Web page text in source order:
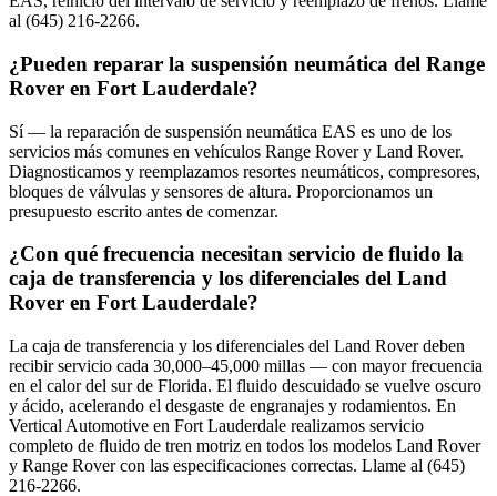
al (645) 216-2266.
¿Pueden reparar la suspensión neumática del Range
Rover en Fort Lauderdale?
Sí — la reparación de suspensión neumática EAS es uno de los
servicios más comunes en vehículos Range Rover y Land Rover.
Diagnosticamos y reemplazamos resortes neumáticos, compresores,
bloques de válvulas y sensores de altura. Proporcionamos un
presupuesto escrito antes de comenzar.
¿Con qué frecuencia necesitan servicio de fluido la
caja de transferencia y los diferenciales del Land
Rover en Fort Lauderdale?
La caja de transferencia y los diferenciales del Land Rover deben
recibir servicio cada 30,000–45,000 millas — con mayor frecuencia
en el calor del sur de Florida. El fluido descuidado se vuelve oscuro
y ácido, acelerando el desgaste de engranajes y rodamientos. En
Vertical Automotive en Fort Lauderdale realizamos servicio
completo de fluido de tren motriz en todos los modelos Land Rover
y Range Rover con las especificaciones correctas. Llame al (645)
216-2266.